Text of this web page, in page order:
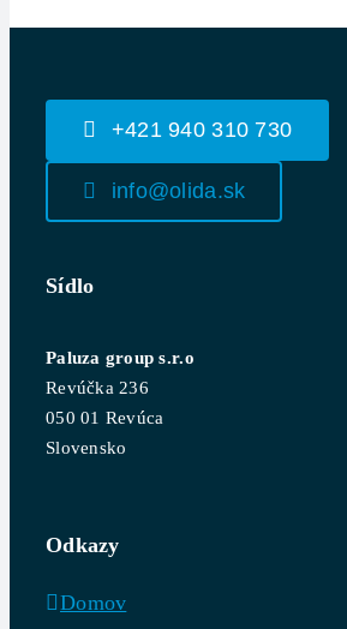
+421 940 310 730
info@olida.sk
Sídlo
Paluza group s.r.o
Revúčka 236
050 01 Revúca
Slovensko
Odkazy
Domov